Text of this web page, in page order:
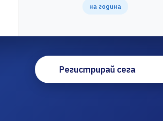
на година
Регистрирай сега